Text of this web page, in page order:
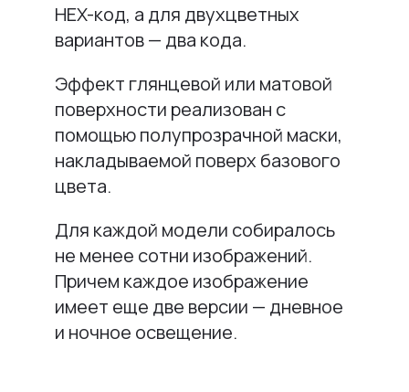
HEX-код, а для двухцветных
вариантов — два кода.
Эффект глянцевой или матовой
поверхности реализован с
помощью полупрозрачной маски,
накладываемой поверх базового
цвета.
Для каждой модели собиралось
не менее сотни изображений.
Причем каждое изображение
имеет еще две версии — дневное
и ночное освещение.